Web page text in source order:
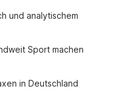
und analytischem
Sport machen
in Deutschland